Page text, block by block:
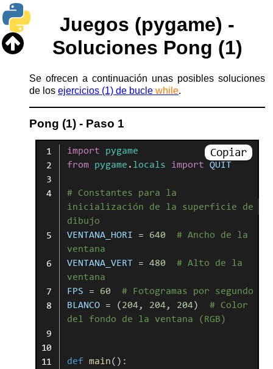
Juegos (pygame) -
Soluciones Pong (1)
Se ofrecen a continuación unas posibles soluciones
de los ejercicios (1) de bucle while.
Pong (1) - Paso 1
import
pygame
from
pygame . locals import QUIT
# Constantes para
la
inicialización
de la superficie
de
dibujo
VENTANA_HORI
= 640 # Ancho de
la
ventana
VENTANA_VERT
= 480 # Alto de
la
ventana
FPS
= 60 # Fotogramas por
segundo
BLANCO
= (204, 204, 204) # Color
del
fondo de la ventana (RGB)
def main( ) :
Copiar